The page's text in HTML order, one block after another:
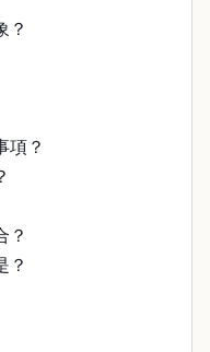
？
項？
？
？